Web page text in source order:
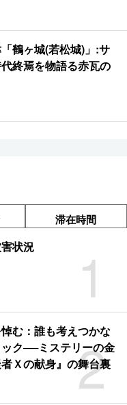
鶴ヶ城(若松城)」:サ
終焉を物語る赤瓦の
滞在時間
1
状況
2
む：誰も考えつかな
ク──ミステリーの金
Ｘの献身』の舞台裏